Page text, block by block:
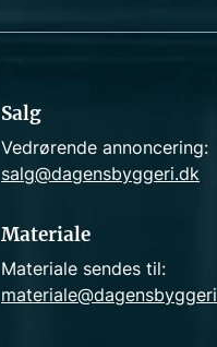
Salg
Vedrørende annoncering:
salg@dagensbyggeri.dk
Materiale
Materiale sendes til: